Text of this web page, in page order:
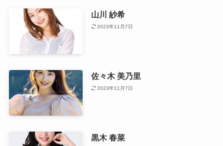
山川 紗希
2023年11月7日
佐々木 美乃里
2023年11月7日
黒木 春菜